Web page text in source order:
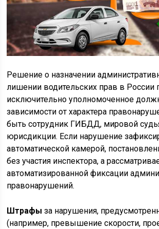
Решение о назначении
лишении водительских прав в России
исключительно уполномоченное
зависимости от характера
быть сотрудник ГИБДД, мировой
юрисдикции. Если нарушение
автоматической камерой,
без участия инспектора, а
автоматизированной фиксации
правонарушений.
Штрафы за нарушения,
(например, превышение скорости,